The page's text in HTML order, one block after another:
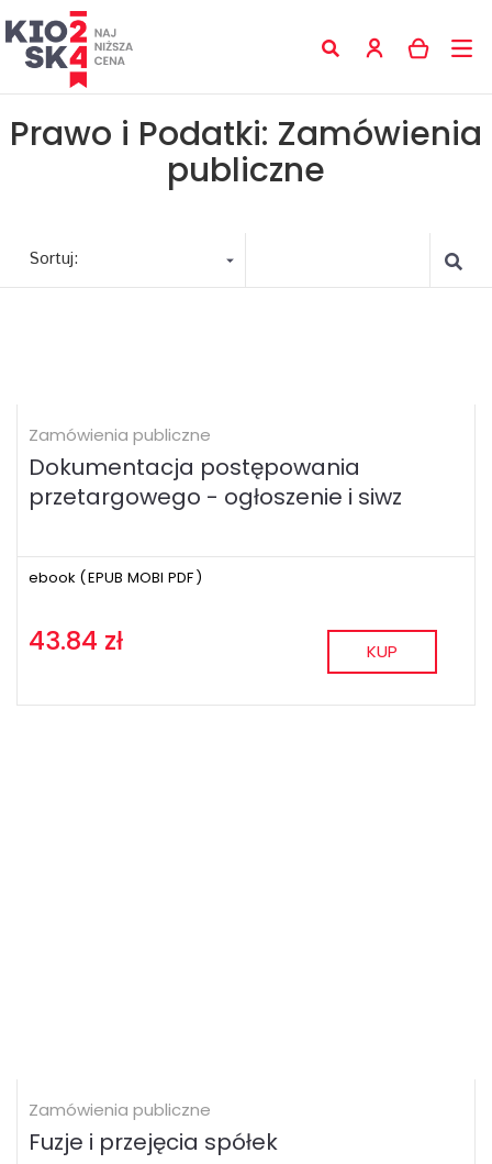
Prawo i Podatki: Zamówienia
publiczne
Sortuj:
Zamówienia publiczne
Dokumentacja postępowania
przetargowego - ogłoszenie i siwz
ebook (EPUB MOBI PDF)
43.84 zł KUP
Zamówienia publiczne
Fuzje i przejęcia spółek